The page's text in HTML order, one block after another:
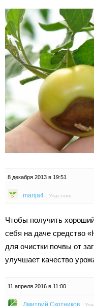
8 декабря 2013 в 19:51
marija4 Участник
Чтобы получить
себя на даче средство
для очистки почвы от
улучшает качество
11 апреля 2016 в 11:00